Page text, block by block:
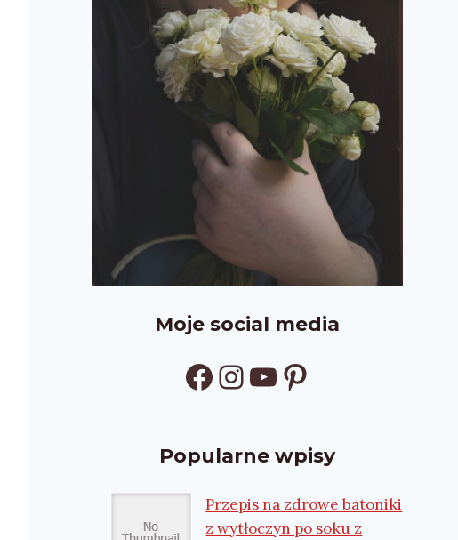
Moje social media
Facebook
Instagram
YouTube
Pinterest
Popularne wpisy
Przepis na zdrowe batoniki
z wytłoczyn po soku z